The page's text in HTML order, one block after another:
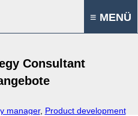
≡ MENÜ
Consultant
manager, Product development